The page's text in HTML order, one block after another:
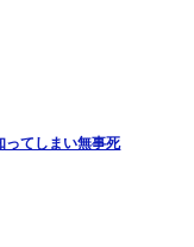
ってしまい無事死